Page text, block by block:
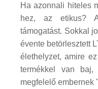
Ha azonnali hiteles
hez, az etikus?
támogatást. Sokkal
évente betörlesztett
élethelyzet, amire
termékkel van
megfelelő embernek